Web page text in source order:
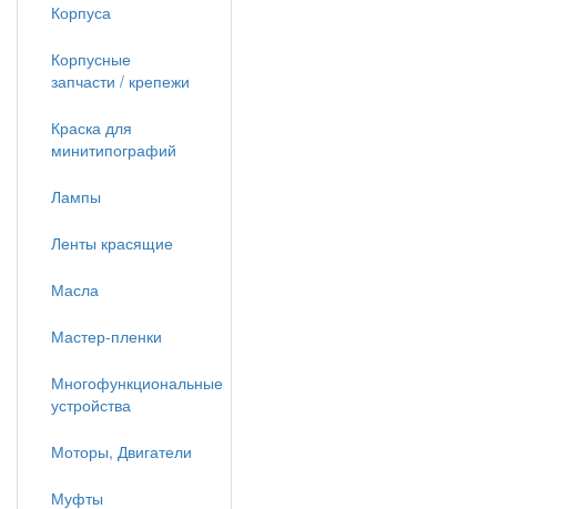
Корпуса
Корпусные
запчасти / крепежи
Краска для
минитипографий
Лампы
Ленты красящие
Масла
Мастер-пленки
Многофункциональные
устройства
Моторы, Двигатели
Муфты